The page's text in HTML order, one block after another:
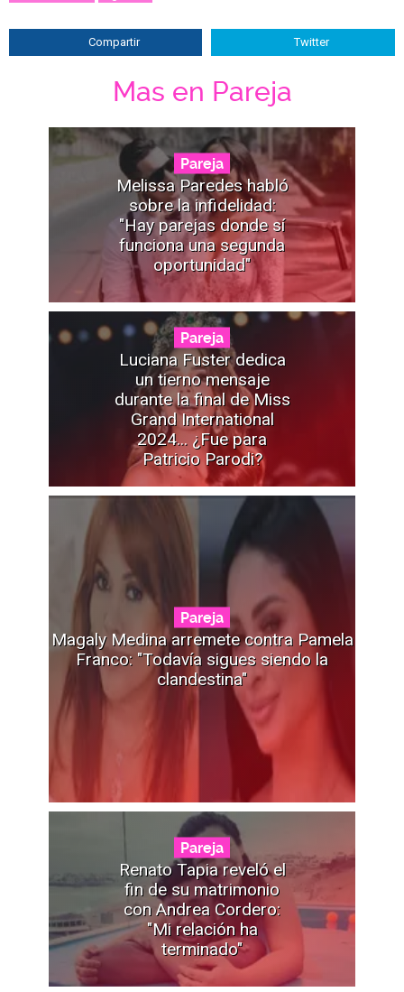
Compartir Twitter
Mas en Pareja
Pareja
Melissa Paredes habló
sobre la infidelidad:
"Hay parejas donde sí
funciona una segunda
oportunidad"
Pareja
Luciana Fuster dedica
un tierno mensaje
durante la final de Miss
Grand International
2024... ¿Fue para
Patricio Parodi?
Pareja
Magaly Medina arremete contra Pamela
Franco: "Todavía sigues siendo la
clandestina"
Pareja
Renato Tapia reveló el
fin de su matrimonio
con Andrea Cordero:
"Mi relación ha
terminado"